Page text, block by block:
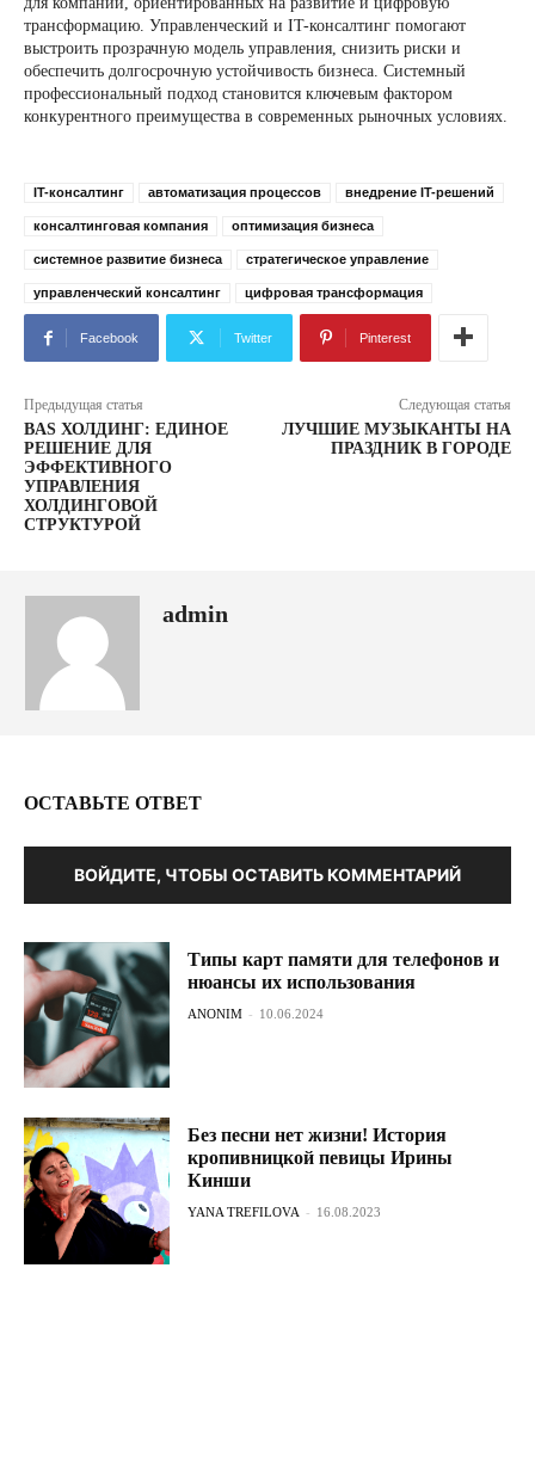
трансформацию. Управленческий и IT-консалтинг помогают
выстроить прозрачную модель управления, снизить риски и
обеспечить долгосрочную устойчивость бизнеса. Системный
профессиональный подход становится ключевым фактором
конкурентного преимущества в современных рыночных условиях.
IT-консалтинг автоматизация процессов внедрение IT-решений
консалтинговая компания оптимизация бизнеса
системное развитие бизнеса стратегическое управление
управленческий консалтинг цифровая трансформация
Facebook Twitter Pinterest
Предыдущая статья
BAS ХОЛДИНГ: ЕДИНОЕ
РЕШЕНИЕ ДЛЯ
ЭФФЕКТИВНОГО
УПРАВЛЕНИЯ
ХОЛДИНГОВОЙ
СТРУКТУРОЙ
Следующая статья
ЛУЧШИЕ МУЗЫКАНТЫ НА
ПРАЗДНИК В ГОРОДЕ
admin
ОСТАВЬТЕ ОТВЕТ
ВОЙДИТЕ, ЧТОБЫ ОСТАВИТЬ КОММЕНТАРИЙ
Типы карт памяти для телефонов и
нюансы их использования
ANONIM - 10.06.2024
Без песни нет жизни! История
кропивницкой певицы Ирины
Кинши
YANA TREFILOVA - 16.08.2023